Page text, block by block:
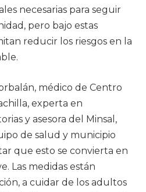
necesarias para seguir
pero bajo estas
reducir los riesgos en la
médico de Centro
experta en
y asesora del Minsal,
de salud y municipio
que esto se convierta en
Las medidas están
a cuidar de los adultos